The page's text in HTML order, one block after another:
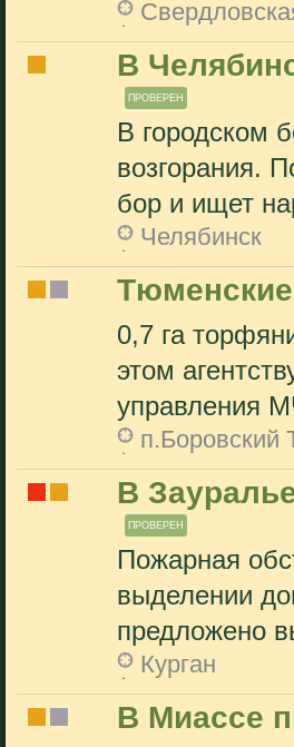
В
ПРОВЕРЕН
В городском
возгорания.
бор и ищет
Челябинск
0,7 га
этом
управления
п.Боровский
В
ПРОВЕРЕН
Пожарная
выделении
предложено
Курган
В Миассе